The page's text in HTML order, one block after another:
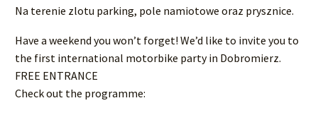
Na terenie zlotu parking, pole namiotowe oraz prysznice.
Have a weekend you won’t forget! We’d like to invite you to
the first international motorbike party in Dobromierz.
FREE ENTRANCE
Check out the programme: